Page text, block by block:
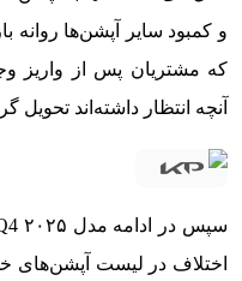
و کمبود سایر آپشن‌ها روانه
که مشتریان پس از واریز
آنچه انتظار داشته‌اند تحویل
اختلاف در لیست آپشن‌های